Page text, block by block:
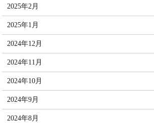
2025年2月
2025年1月
2024年12月
2024年11月
2024年10月
2024年9月
2024年8月